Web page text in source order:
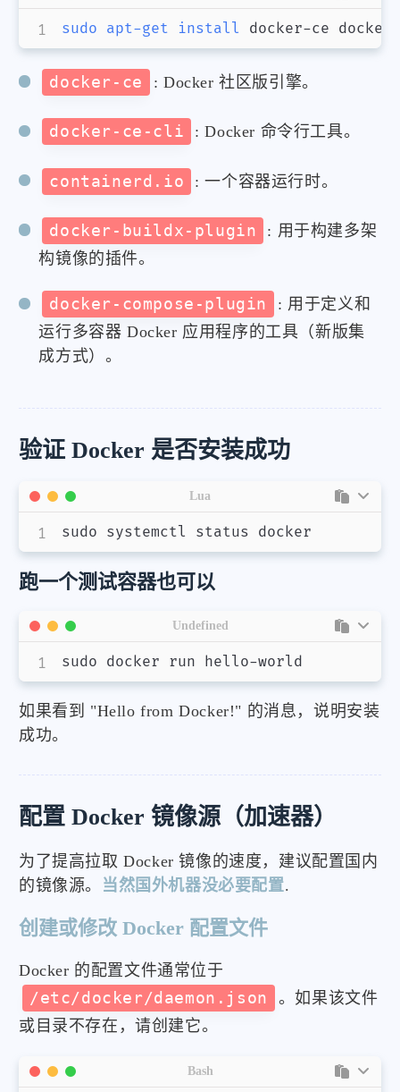
sudo apt-get install docker-ce
docker-ce : Docker 社区版引擎。
docker-ce-cli : Docker 命令行工具。
containerd.io : 一个容器运行时。
docker-buildx-plugin
: 用于构建多架
构镜像的插件。
docker-compose-plugin
: 用于定义和
运行多容器 Docker 应用程序的工具（新版集
成方式）。
验证 Docker 是否安装成功
sudo systemctl status docker
Lua
跑一个测试容器也可以
sudo docker run hello-world
Undefined
如果看到 "Hello from Docker!" 的消息，说明安装
成功。
配置 Docker 镜像源（加速器）
为了提高拉取 Docker 镜像的速度，建议配置国内
的镜像源。 当然国外机器没必要配置.
创建或修改 Docker 配置文件
Docker 的配置文件通常位于
/etc/docker/daemon.json
。如果该文件
或目录不存在，请创建它。
Bash